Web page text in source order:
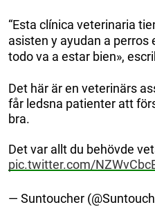
“Esta clínica veterinaria
asisten y ayudan a
todo va a estar bien»,
Det här är en veterinärs
får ledsna patienter att
bra.
Det var allt du behövde
pic.twitter.com/
— Suntoucher